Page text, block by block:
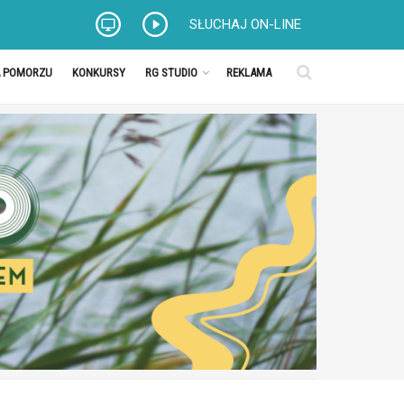
SŁUCHAJ ON-LINE
KONKURSY RG STUDIO REKLAMA